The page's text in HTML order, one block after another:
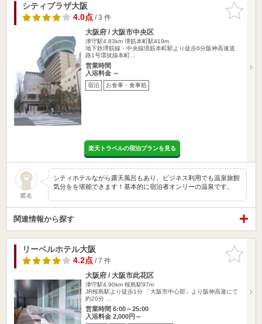
お気に入
りに追加
シティプラザ大阪
4.0点/ 3 件
大阪府 / 大阪市中央区
津守駅4.83km 堺筋本町駅419m
地下鉄堺筋線・中央線境筋本町駅より徒歩6分阪神高速道
路1号環状線本町…
営業時間
入浴料金 ～
宿泊 お食事・食事処
楽天トラベルの宿泊プランを見る
匿名
シティホテルながら露天風呂もあり、ビジネス利用でも温泉旅館
気分をを堪能できます！基本的に宿泊者オンリーの温泉です。
関連情報から探す
お気に入
りに追加
リーベルホテル大阪
4.2点/ 7 件
大阪府 / 大阪市此花区
津守駅4.90km 桜島駅97m
JR桜島駅より徒歩1分 「大阪市中心部」より阪神高速にて
約20分 …
営業時間 6:00～25:00
入浴料金 2,000円～